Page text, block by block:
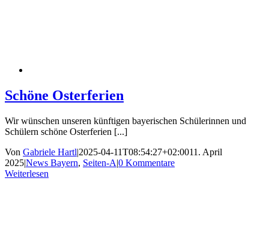
Schöne Osterferien
Wir wünschen unseren künftigen bayerischen Schülerinnen und
Schülern schöne Osterferien [...]
Von Gabriele Hartl|2025-04-11T08:54:27+02:0011. April
2025|News Bayern, Seiten-A|0 Kommentare
Weiterlesen